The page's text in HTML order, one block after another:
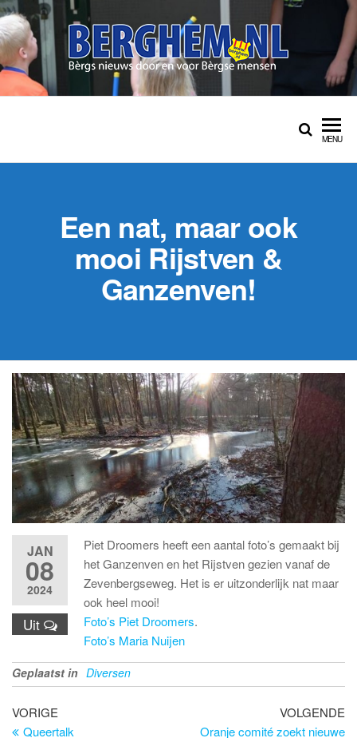
Ga
naar
de
inhoudBERGHEM.NLBérgs nieuws door en
voor Bérgse mensen
MENU
Een nat, maar ook
mooi Rijstven &
Ganzenven!
JAN
08
2024
Uit
Piet Droomers heeft een aantal foto’s gemaakt bij
het Ganzenven en het Rijstven gezien vanaf de
Zevenbergseweg. Het is er uitzonderlijk nat maar
ook heel mooi!
Foto’s Piet Droomers.
Foto’s Maria Nuijen
Geplaatst in Diversen
Bericht
Vorig
bericht
VORIGE
Queertalk
VOLGENDE
Oranje comité zoekt nieuwe